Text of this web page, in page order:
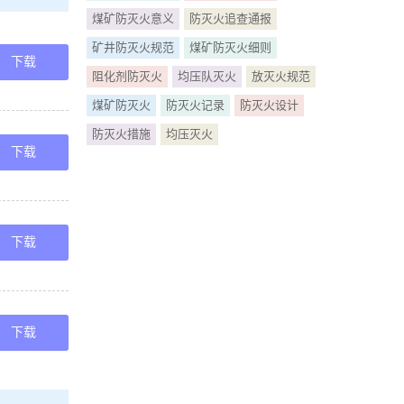
接烧伤
视 频 会
顶煤技术
.煤矿安全
下载
下载
下载
下载
煤矿防灭火意义 防灭火追查通报
矿井防灭火规范 煤矿防灭火细则
阻化剂防灭火 均压队灭火 放灭火规范
煤矿防灭火 防灭火记录 防灭火设计
防灭火措施 均压灭火